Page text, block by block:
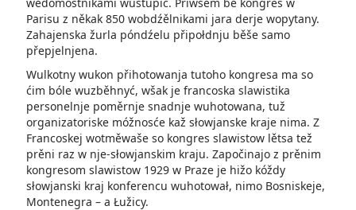
Parisu z někak 850 wobdźělnikami jara derje wopytany.
Zahajenska žurla póndźelu připołdnju běše samo
přepjelnjena.
Wulkotny wukon přihotowanja tutoho kongresa ma so
ćim bóle wuzběhnyć, wšak je francoska slawistika
personelnje poměrnje snadnje wuhotowana, tuž
organizatoriske móžnosće kaž słowjanske kraje nima. Z
Francoskej wotměwaše so kongres slawistow lětsa tež
prěni raz w nje-słowjanskim kraju. Započinajo z prěnim
kongresom slawistow 1929 w Praze je hižo kóždy
słowjanski kraj konferencu wuhotował, nimo Bosniskeje,
Montenegra – a Łužicy.